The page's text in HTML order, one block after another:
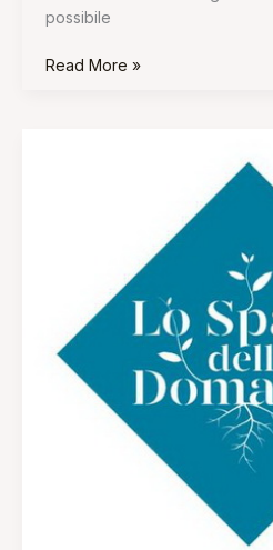
possibile
Read More »
intorno
all’ebraismo